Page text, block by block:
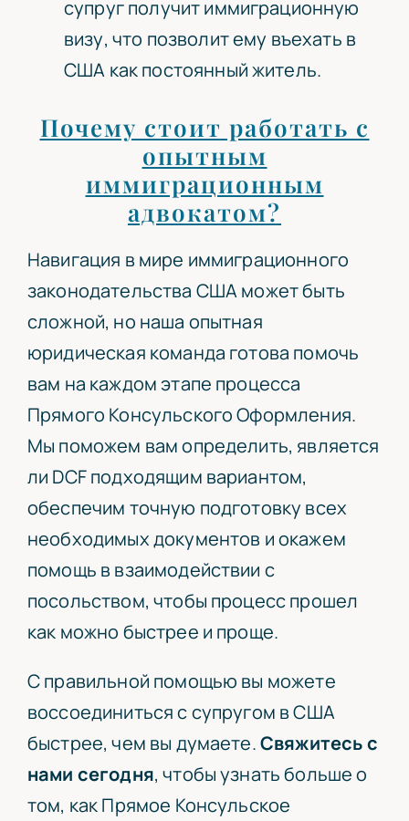
супруг получит иммиграционную
визу, что позволит ему въехать в
США как постоянный житель.
Почему стоит работать с
опытным
иммиграционным
адвокатом?
Навигация в мире иммиграционного
законодательства США может быть
сложной, но наша опытная
юридическая команда готова помочь
вам на каждом этапе процесса
Прямого Консульского Оформления.
Мы поможем вам определить, является
ли DCF подходящим вариантом,
обеспечим точную подготовку всех
необходимых документов и окажем
помощь в взаимодействии с
посольством, чтобы процесс прошел
как можно быстрее и проще.
С правильной помощью вы можете
воссоединиться с супругом в США
быстрее, чем вы думаете.Свяжитесь с
нами сегодня, чтобы узнать больше о
том, как Прямое Консульское